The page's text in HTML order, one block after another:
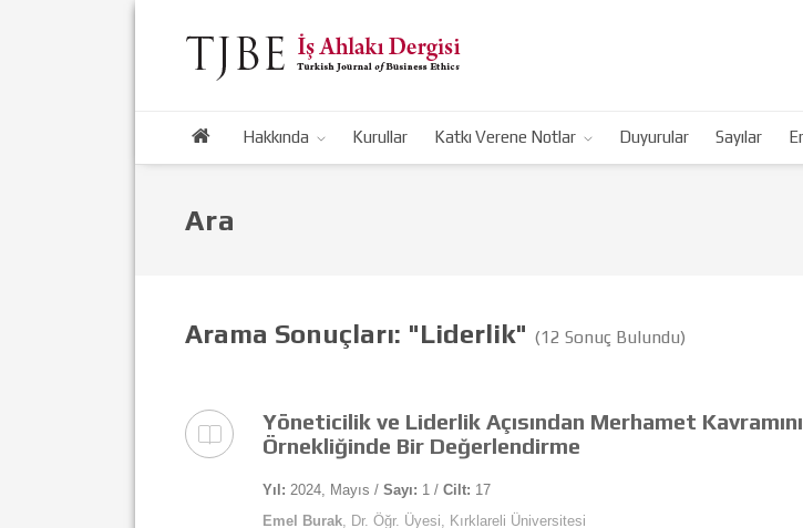
Hakkında Kurullar Katkı Verene Notlar Duyurular Sayılar
Ara
Arama Sonuçları: "Liderlik" (12 Sonuç Bulundu)
Yöneticilik ve Liderlik Açısından Merhamet
Örnekliğinde Bir Değerlendirme
Yıl: 2024, Mayıs / Sayı: 1 / Cilt: 17
Emel Burak, Dr. Öğr. Üyesi, Kırklareli Üniversitesi